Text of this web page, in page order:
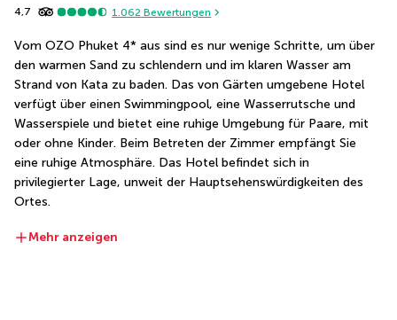
4,7 1.062 Bewertungen
Vom OZO Phuket 4* aus sind es nur wenige Schritte, um über
den warmen Sand zu schlendern und im klaren Wasser am
Strand von Kata zu baden. Das von Gärten umgebene Hotel
verfügt über einen Swimmingpool, eine Wasserrutsche und
Wasserspiele und bietet eine ruhige Umgebung für Paare, mit
oder ohne Kinder. Beim Betreten der Zimmer empfängt Sie
eine ruhige Atmosphäre. Das Hotel befindet sich in
privilegierter Lage, unweit der Hauptsehenswürdigkeiten des
Ortes.
Mehr anzeigen